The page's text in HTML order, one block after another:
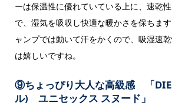
ーは保温性に優れていている上に、速乾
で、湿気を吸収し快適な暖かさを保ちま
ャンプでは動いて汗をかくので、吸湿速
は嬉しいですね。
⑨ちょっぴり大人な高級感 「
ル) ユニセックス スヌード」